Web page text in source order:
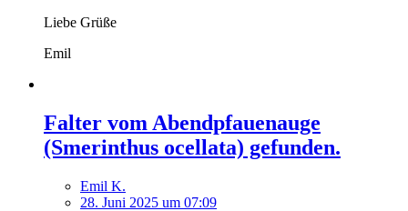
Liebe Grüße
Emil
Falter vom Abendpfauenauge
(Smerinthus ocellata) gefunden.
Emil K.
28. Juni 2025 um 07:09